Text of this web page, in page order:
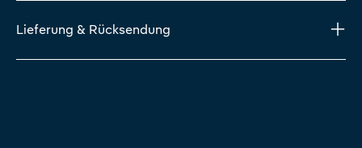
Lieferung & Rücksendung